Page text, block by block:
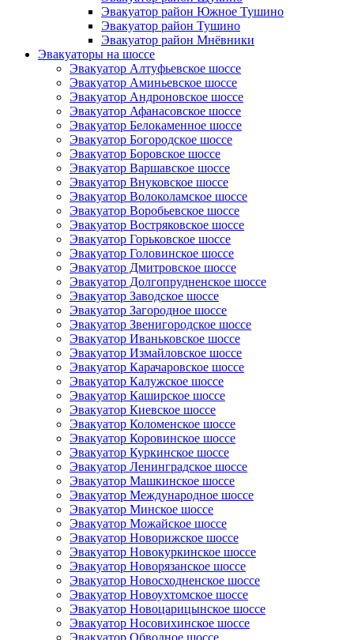
Эвакуатор район Южное Тушино
Эвакуатор район Тушино
Эвакуатор район Мнёвники
Эвакуаторы на шоссе
Эвакуатор Алтуфьевское шоссе
Эвакуатор Аминьевское шоссе
Эвакуатор Андроновское шоссе
Эвакуатор Афанасовское шоссе
Эвакуатор Белокаменное шоссе
Эвакуатор Богородское шоссе
Эвакуатор Боровское шоссе
Эвакуатор Варшавское шоссе
Эвакуатор Внуковское шоссе
Эвакуатор Волоколамское шоссе
Эвакуатор Воробьевское шоссе
Эвакуатор Востряковское шоссе
Эвакуатор Горьковское шоссе
Эвакуатор Головинское шоссе
Эвакуатор Дмитровское шоссе
Эвакуатор Долгопрудненское шоссе
Эвакуатор Заводское шоссе
Эвакуатор Загородное шоссе
Эвакуатор Звенигородское шоссе
Эвакуатор Иваньковское шоссе
Эвакуатор Измайловское шоссе
Эвакуатор Карачаровское шоссе
Эвакуатор Калужское шоссе
Эвакуатор Каширское шоссе
Эвакуатор Киевское шоссе
Эвакуатор Коломенское шоссе
Эвакуатор Коровинское шоссе
Эвакуатор Куркинское шоссе
Эвакуатор Ленинградское шоссе
Эвакуатор Машкинское шоссе
Эвакуатор Международное шоссе
Эвакуатор Минское шоссе
Эвакуатор Можайское шоссе
Эвакуатор Новорижское шоссе
Эвакуатор Новокуркинское шоссе
Эвакуатор Новорязанское шоссе
Эвакуатор Новосходненское шоссе
Эвакуатор Новоухтомское шоссе
Эвакуатор Новоцарицынское шоссе
Эвакуатор Носовихинское шоссе